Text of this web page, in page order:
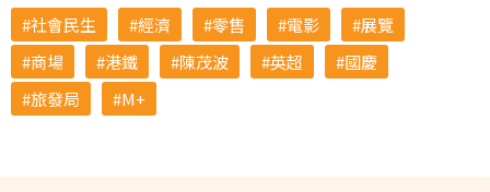
社會民生 經濟 零售 電影
展覽
商場
港鐵 陳茂波 英超
國慶
旅發局
M+